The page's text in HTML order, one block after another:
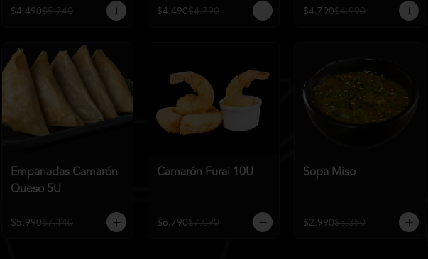
$4.490$5.740 $4.490$4.790 $4.790$4.990
Empanadas Camarón
Queso 5U
$5.990$7.140
Camarón Furai 10U
$6.790$7.090
Sopa Miso
$2.990$3.350